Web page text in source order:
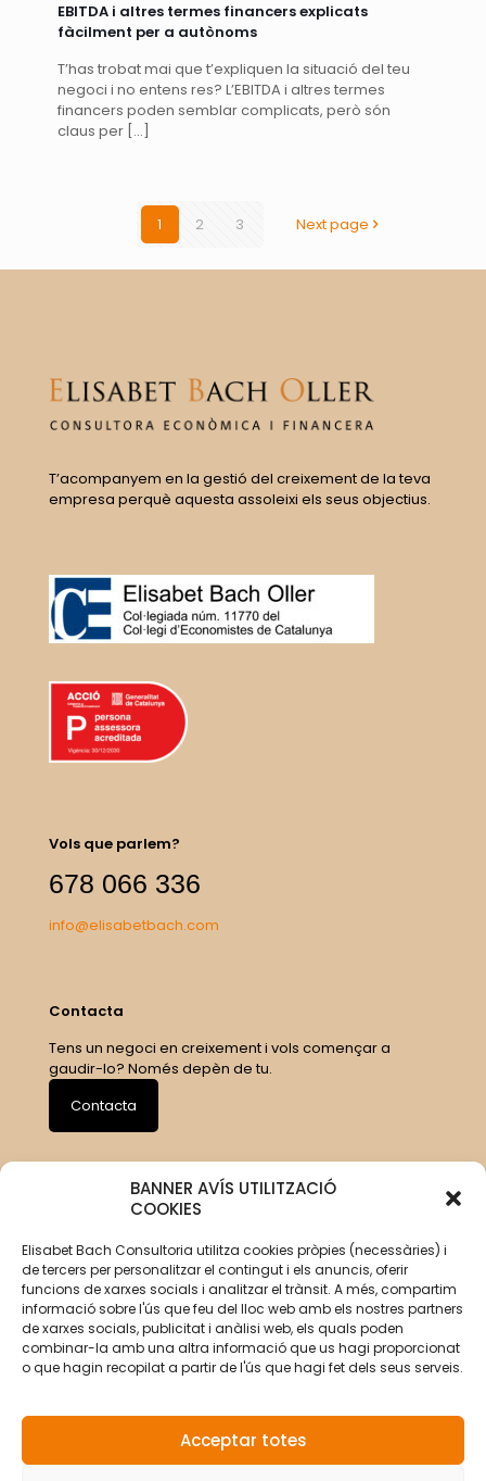
BANNER AVÍS UTILITZACIÓ
COOKIES
Elisabet Bach Consultoria utilitza cookies pròpies (necessàries) i
de tercers per personalitzar el contingut i els anuncis, oferir
funcions de xarxes socials i analitzar el trànsit. A més, compartim
informació sobre l'ús que feu del lloc web amb els nostres partners
de xarxes socials, publicitat i anàlisi web, els quals poden
combinar-la amb una altra informació que us hagi proporcionat
o que hagin recopilat a partir de l'ús que hagi fet dels seus serveis.
Acceptar totes
EBITDA i altres termes financers explicats
fàcilment per a autònoms
T’has trobat mai que t’expliquen la situació del teu
negoci i no entens res? L’EBITDA i altres termes
financers poden semblar complicats, però són
claus per […]
1 2 3 Next page
T’acompanyem en la gestió del creixement de la teva
empresa perquè aquesta assoleixi els seus objectius.
Vols que parlem?
678 066 336
info@elisabetbach.com
Contacta
Tens un negoci en creixement i vols començar a
gaudir-lo? Només depèn de tu.
Contacta